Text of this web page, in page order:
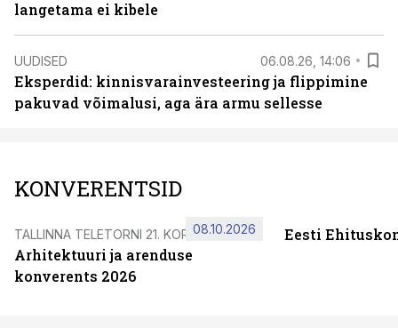
langetama ei kibele
UUDISED 06.08.26, 14:06
Eksperdid: kinnisvarainvesteering ja flippimine
pakuvad võimalusi, aga ära armu sellesse
KONVERENTSID
TALLINNA TELETORNI 21. KORRUSEL
Arhitektuuri ja arenduse
konverents 2026
08.10.2026 Eesti